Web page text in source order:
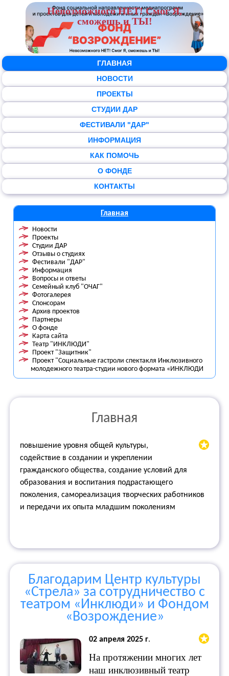
Невозможного НЕТ! Смог Я,
сможешь и ТЫ!
ГЛАВНАЯ
НОВОСТИ
ПРОЕКТЫ
СТУДИИ ДАР
ФЕСТИВАЛИ "ДАР"
ИНФОРМАЦИЯ
КАК ПОМОЧЬ
О ФОНДЕ
КОНТАКТЫ
Главная
Новости
Проекты
Студии ДАР
Отзывы о студиях
Фестивали "ДАР"
Информация
Вопросы и ответы
Семейный клуб "ОЧАГ"
Фотогалерея
Спонсорам
Архив проектов
Партнеры
О фонде
Карта сайта
Театр "ИНКЛЮДИ"
Проект "Защитник"
Проект "Социальные гастроли спектакля Инклюзивного
молодежного театра-студии нового формата «ИНКЛЮДИ
Главная
повышение уровня общей культуры,
содействие в создании и укреплении
гражданского общества, создание условий для
образования и воспитания подрастающего
поколения, самореализация творческих работников
и передачи их опыта младшим поколениям
Благодарим Центр культуры
«Стрела» за сотрудничество с
театром «Инклюди» и Фондом
«Возрождение»
02 апреля 2025 г.
На протяжении многих лет
наш инклюзивный театр